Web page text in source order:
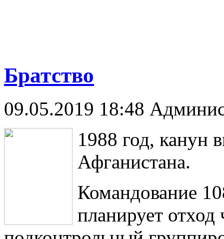
Братство
09.05.2019 18:48
1988 год, канун
Афганистана.
Командование
планирует отход